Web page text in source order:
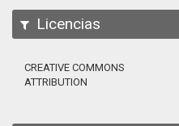
Licencias
CREATIVE COMMONS
ATTRIBUTION